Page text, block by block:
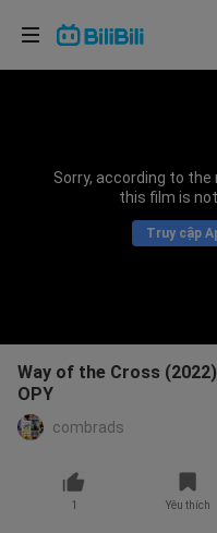
Sorry, according to
this film is not
Truy cập
Way of the Cross (2022)
OPY
combrads
1 Yêu thích
Lựa chọn ngôn
Bahasa Indonesia